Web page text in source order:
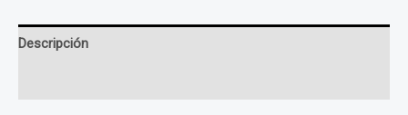
Descripción